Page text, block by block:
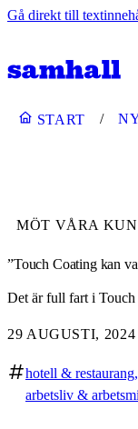
Gå direkt till
START
MÖT VÅRA
”Touch Coating kan
Det är full fart i Touch
29 AUGUSTI, 2024
hotell & restaurang
arbetsliv &